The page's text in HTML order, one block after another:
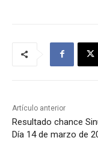
Artículo anterior
Resultado chance
Día 14 de marzo de